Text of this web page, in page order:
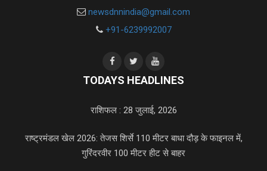
newsdnnindia@gmail.com
+91-6239992007
TODAYS HEADLINES
राशिफल : 28 जुलाई, 2026
राष्ट्रमंडल खेल 2026: तेजस शिर्से 110 मीटर बाधा दौड़ के फाइनल में,
गुरिंदरवीर 100 मीटर हीट से बाहर